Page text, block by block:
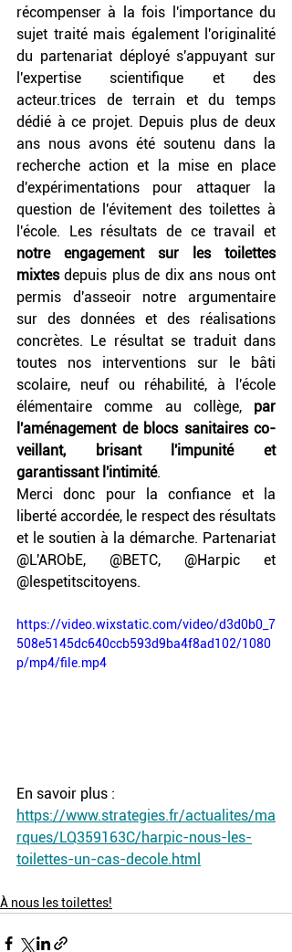
récompenser à la fois l'importance du
sujet traité mais également l'originalité
du partenariat déployé s'appuyant sur
l'expertise scientifique et des
acteur.trices de terrain et du temps
dédié à ce projet. Depuis plus de deux
ans nous avons été soutenu dans la
recherche action et la mise en place
d'expérimentations pour attaquer la
question de l'évitement des toilettes à
notre engagement sur les toilettes
mixtes depuis plus de dix ans nous ont
permis d'asseoir notre argumentaire
sur des données et des réalisations
concrètes. Le résultat se traduit dans
toutes nos interventions sur le bâti
scolaire, neuf ou réhabilité, à l'école
élémentaire comme au collège, par
l'aménagement de blocs sanitaires co-
veillant, brisant l'impunité et
garantissant l'intimité.
Merci donc pour la confiance et la
liberté accordée, le respect des résultats
et le soutien à la démarche. Partenariat
@L'ARObE, @BETC, @Harpic et
@lespetitscitoyens.
https://video.wixstatic.com/video/d3d0b0_7
508e5145dc640ccb593d9ba4f8ad102/1080
p/mp4/file.mp4
En savoir plus :
https://www.strategies.fr/actualites/ma
rques/LQ359163C/harpic-nous-les-
toilettes-un-cas-decole.html
À nous les toilettes!